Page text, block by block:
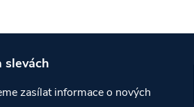
slevách
zasílat informace o nových